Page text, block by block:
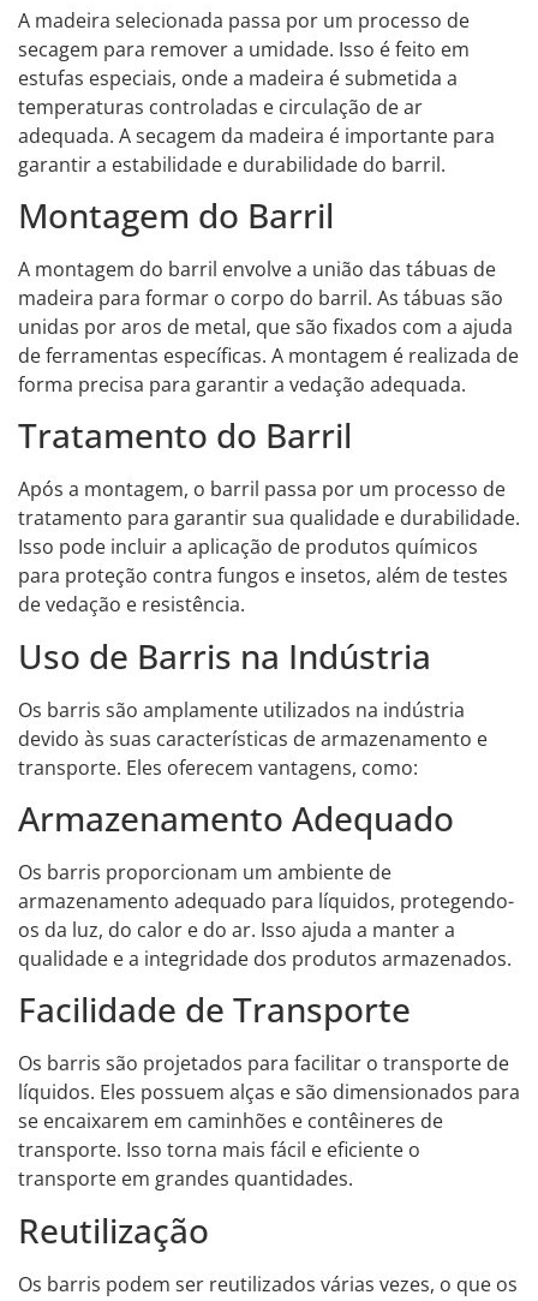
A madeira selecionada passa por um processo de
secagem para remover a umidade. Isso é feito em
estufas especiais, onde a madeira é submetida a
temperaturas controladas e circulação de ar
adequada. A secagem da madeira é importante para
garantir a estabilidade e durabilidade do barril.
Montagem do Barril
A montagem do barril envolve a união das tábuas de
madeira para formar o corpo do barril. As tábuas são
unidas por aros de metal, que são fixados com a ajuda
de ferramentas específicas. A montagem é realizada de
forma precisa para garantir a vedação adequada.
Tratamento do Barril
Após a montagem, o barril passa por um processo de
tratamento para garantir sua qualidade e durabilidade.
Isso pode incluir a aplicação de produtos químicos
para proteção contra fungos e insetos, além de testes
de vedação e resistência.
Uso de Barris na Indústria
Os barris são amplamente utilizados na indústria
devido às suas características de armazenamento e
transporte. Eles oferecem vantagens, como:
Armazenamento Adequado
Os barris proporcionam um ambiente de
armazenamento adequado para líquidos, protegendo-
os da luz, do calor e do ar. Isso ajuda a manter a
qualidade e a integridade dos produtos armazenados.
Facilidade de Transporte
Os barris são projetados para facilitar o transporte de
líquidos. Eles possuem alças e são dimensionados para
se encaixarem em caminhões e contêineres de
transporte. Isso torna mais fácil e eficiente o
transporte em grandes quantidades.
Reutilização
Os barris podem ser reutilizados várias vezes, o que os